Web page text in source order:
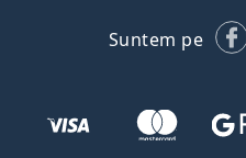
Suntem pe